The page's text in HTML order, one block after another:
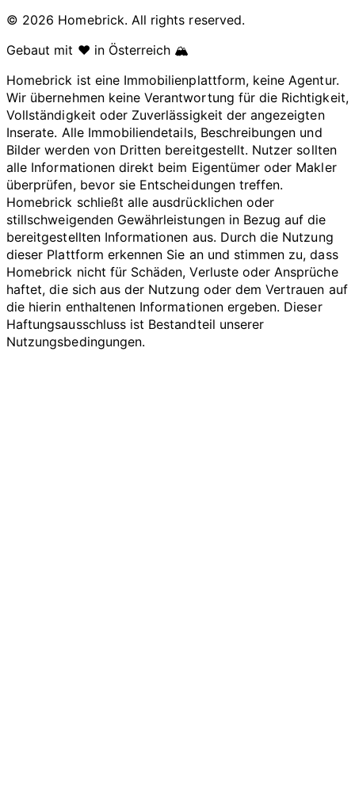
© 2026 Homebrick. All rights reserved.
Gebaut mit ❤️ in Österreich 🏔️
Homebrick ist eine Immobilienplattform, keine Agentur.
Wir übernehmen keine Verantwortung für die Richtigkeit,
Vollständigkeit oder Zuverlässigkeit der angezeigten
Inserate. Alle Immobiliendetails, Beschreibungen und
Bilder werden von Dritten bereitgestellt. Nutzer sollten
alle Informationen direkt beim Eigentümer oder Makler
überprüfen, bevor sie Entscheidungen treffen.
Homebrick schließt alle ausdrücklichen oder
stillschweigenden Gewährleistungen in Bezug auf die
bereitgestellten Informationen aus. Durch die Nutzung
dieser Plattform erkennen Sie an und stimmen zu, dass
Homebrick nicht für Schäden, Verluste oder Ansprüche
haftet, die sich aus der Nutzung oder dem Vertrauen auf
die hierin enthaltenen Informationen ergeben. Dieser
Haftungsausschluss ist Bestandteil unserer
Nutzungsbedingungen.